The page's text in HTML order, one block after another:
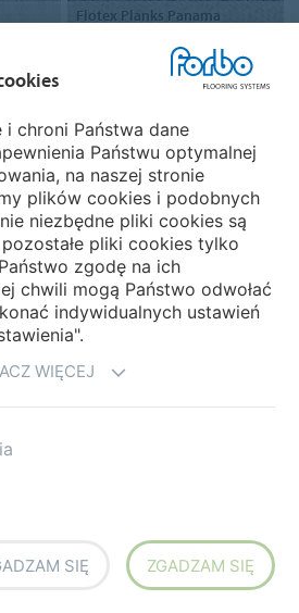
Flotex Planks Panama
Flotex Refract planks
i chroni Państwa dane
Państwu optymalnej
na naszej stronie
plików cookies i podobnych
niezbędne pliki cookies są
pliki cookies tylko
zgodę na ich
chwili mogą Państwo odwołać
indywidualnych ustawień
WIĘCEJ
SIĘ ZGADZAM SIĘ